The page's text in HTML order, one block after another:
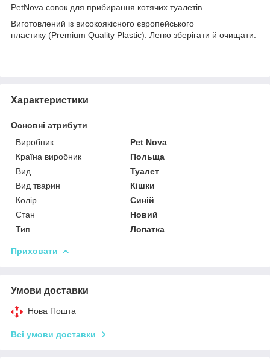
PetNova совок для прибирання котячих туалетів.
Виготовлений із високоякісного європейського
пластику (Premium Quality Plastic). Легко зберігати й очищати.
Характеристики
Основні атрибути
Виробник
Pet Nova
Країна виробник
Польща
Вид
Туалет
Вид тварин
Кішки
Колір
Синій
Стан
Новий
Тип
Лопатка
Приховати
Умови доставки
Нова Пошта
Всі умови доставки